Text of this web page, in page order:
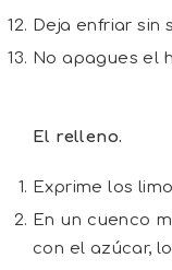
Deja enfriar sin
No apagues el
El relleno.
Exprime los
En un cuenco
con el azúcar,